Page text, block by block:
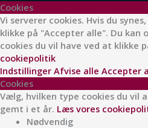
Cookies
Vi serverer cookies. Hvis du
klikke på "Accepter alle". Du kan
cookies du vil have ved at klikke
cookiepolitik
Indstillinger Afvise alle Accepter
Cookies
Vælg, hvilken type cookies du vil
gemt i et år. Læs vores
Nødvendig